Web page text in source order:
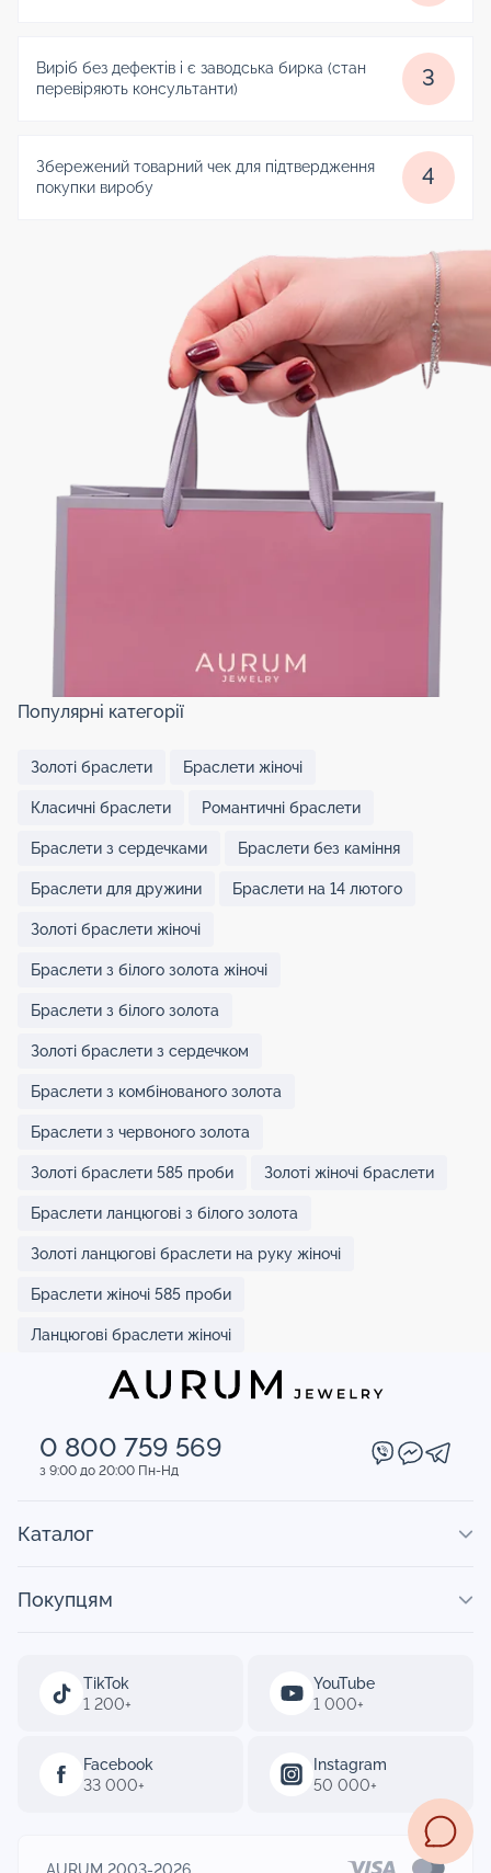
Виріб без дефектів і є заводська бирка (стан
перевіряють консультанти)
3
Збережений товарний чек для підтвердження
покупки виробу
4
Популярні категорії
Золоті браслети Браслети жіночі
Класичні браслети Романтичні браслети
Браслети з сердечками Браслети без каміння
Браслети для дружини Браслети на 14 лютого
Золоті браслети жіночі
Браслети з білого золота жіночі
Браслети з білого золота
Золоті браслети з сердечком
Браслети з комбінованого золота
Браслети з червоного золота
Золоті браслети 585 проби Золоті жіночі браслети
Браслети ланцюгові з білого золота
Золоті ланцюгові браслети на руку жіночі
Браслети жіночі 585 проби
Ланцюгові браслети жіночі
0 800 759 569
з 9:00 до 20:00 Пн-Нд
TikTok
1 200+
YouTube
1 000+
Facebook
33 000+
Instagram
50 000+
Каталог
Покупцям
AURUM 2003-2026